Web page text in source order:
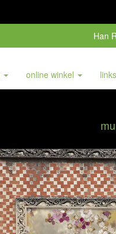
Han
online winkel links